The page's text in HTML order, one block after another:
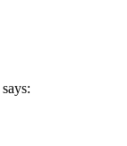
says: